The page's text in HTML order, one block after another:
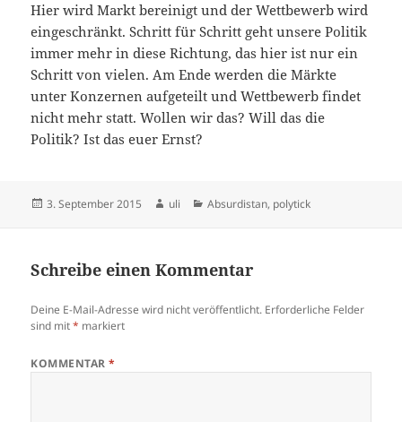
Hier wird Markt bereinigt und der Wettbewerb wird
eingeschränkt. Schritt für Schritt geht unsere Politik
immer mehr in diese Richtung, das hier ist nur ein
Schritt von vielen. Am Ende werden die Märkte
unter Konzernen aufgeteilt und Wettbewerb findet
nicht mehr statt. Wollen wir das? Will das die
Politik? Ist das euer Ernst?
Veröffentlicht
3. September 2015 Autor
uli Kategorien
Absurdistan, polytick
Schreibe einen Kommentar
Deine E-Mail-Adresse wird nicht veröffentlicht. Erforderliche Felder
sind mit* markiert
KOMMENTAR*